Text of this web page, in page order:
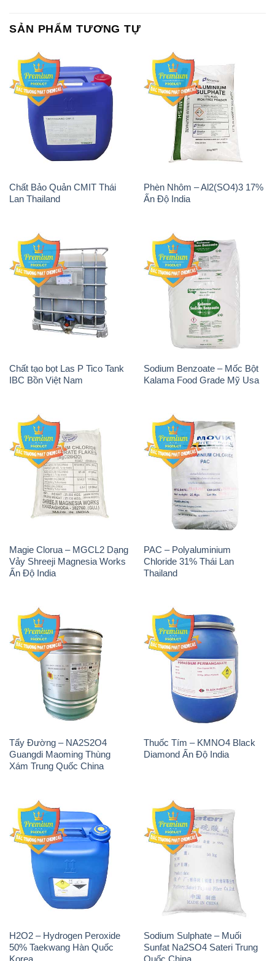
SẢN PHẨM TƯƠNG TỰ
Chất Bảo Quản CMIT Thái
Lan Thailand
Phèn Nhôm – Al2(SO4)3 17%
Ấn Độ India
Chất tạo bọt Las P Tico Tank
IBC Bồn Việt Nam
Sodium Benzoate – Mốc Bột
Kalama Food Grade Mỹ Usa
Magie Clorua – MGCL2 Dạng
Vảy Shreeji Magnesia Works
Ấn Độ India
PAC – Polyaluminium
Chloride 31% Thái Lan
Thailand
Tẩy Đường – NA2S2O4
Guangdi Maoming Thùng
Xám Trung Quốc China
Thuốc Tím – KMNO4 Black
Diamond Ấn Độ India
H2O2 – Hydrogen Peroxide
50% Taekwang Hàn Quốc
Korea
Sodium Sulphate – Muối
Sunfat Na2SO4 Sateri Trung
Quốc China